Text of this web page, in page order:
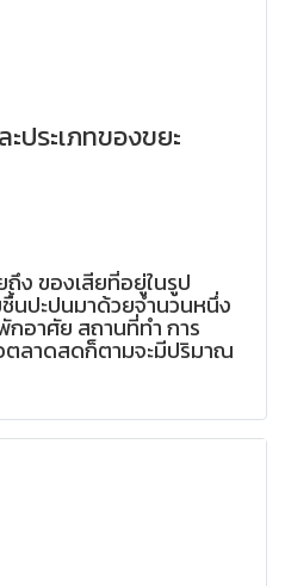
ประเภทของขยะ
ง ของเสียที่อยู่ในรูป
นปะปนมาด้วยจำนวนหนึ่ง
กอาศัย สถานที่ทำ การ
ตลาดสดก็ตามจะมีปริมาณ
ไป